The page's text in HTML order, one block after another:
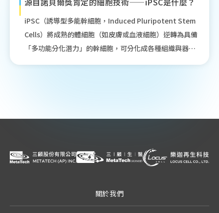
iPSC（誘導型多能幹細胞，Induced Pluripotent Stem
Cells）將成熟的體細胞（如皮膚或血液細胞）逆轉為具備
「多功能分化潛力」的幹細胞，可分化成各種組織與器官
關於我們